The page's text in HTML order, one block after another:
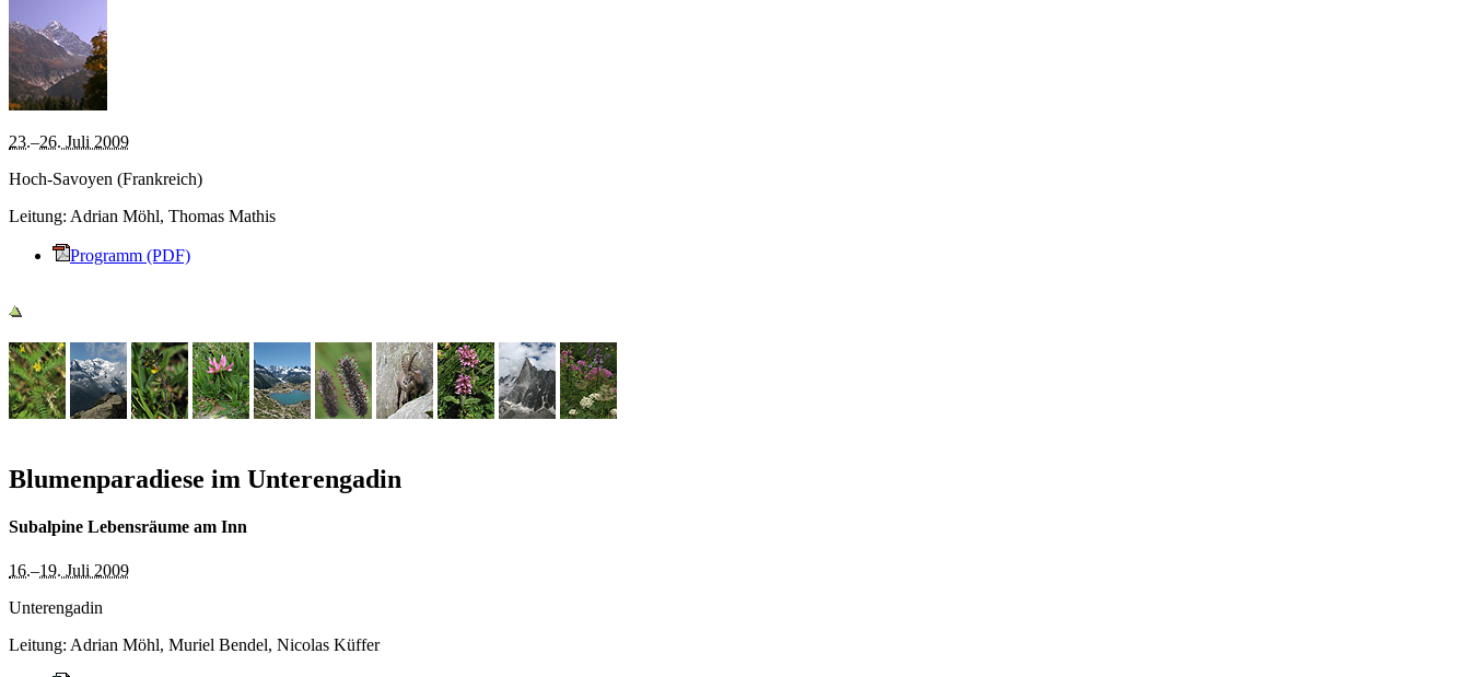
23.–26. Juli 2009
Hoch-Savoyen (Frankreich)
Leitung: Adrian Möhl, Thomas Mathis
Programm (PDF)
Blumenparadiese im Unterengadin
Subalpine Lebensräume am Inn
16.–19. Juli 2009
Unterengadin
Leitung: Adrian Möhl, Muriel Bendel, Nicolas Küffer